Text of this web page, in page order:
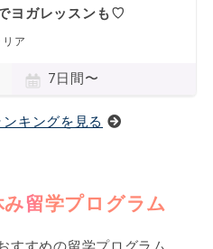
ヨガレッスンも♡
ア
7日間〜
キングを見る
留学プログラム